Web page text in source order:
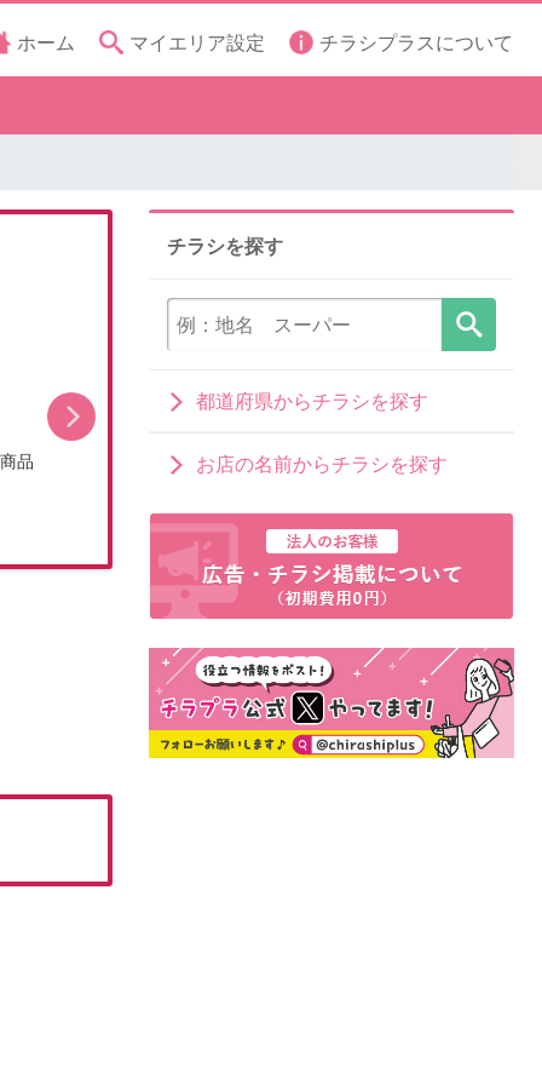
ホーム マイエリア設定 チラシプラスについて
品 今月のお買い得品(WEBチラシ)
チラシを探す
都道府県からチラシを探す
お店の名前からチラシを探す